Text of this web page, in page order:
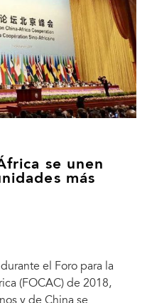
se unen
más
el Foro para la
(FOCAC) de 2018,